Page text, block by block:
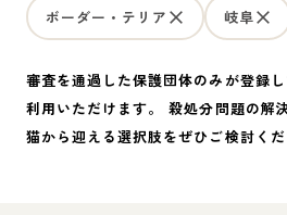
ボーダー・テリア 岐阜
審査を通過した保護団体のみが登録
利用いただけます。 殺処分問題の解
猫から迎える選択肢をぜひご検討くだ